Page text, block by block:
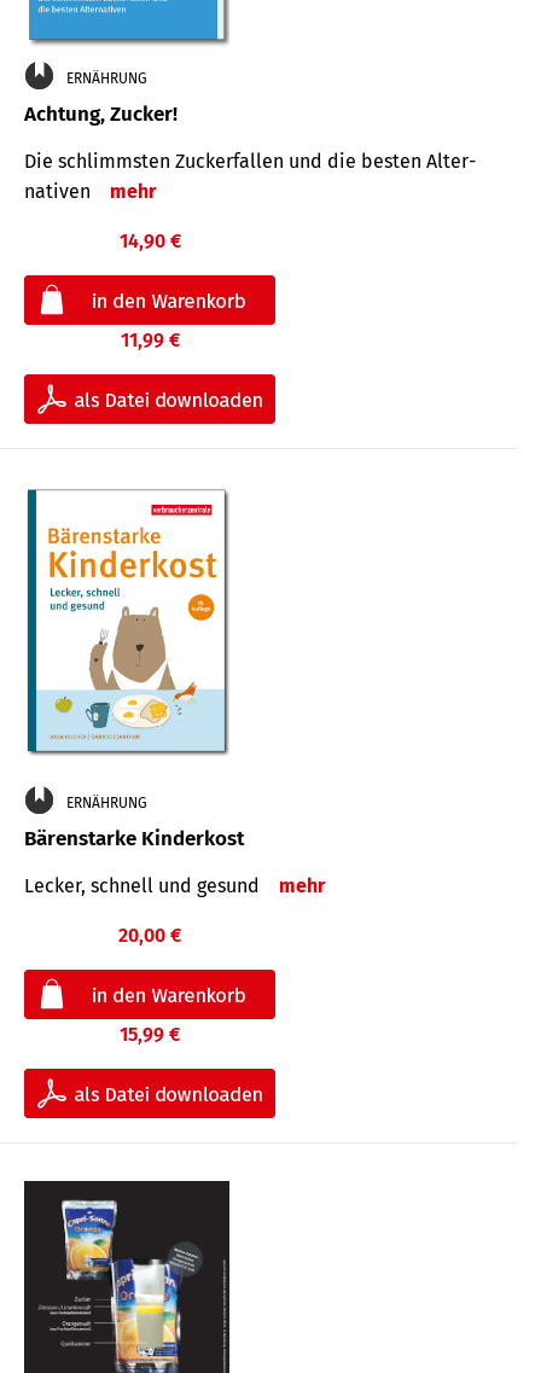
ERNÄHRUNG
Achtung, Zucker!
Die schlimmsten Zucker­fallen und die besten Alter­
nativen
mehr
14,90 €
11,99 €
ERNÄHRUNG
Bärenstarke Kinderkost
Lecker, schnell und gesund mehr
20,00 €
15,99 €